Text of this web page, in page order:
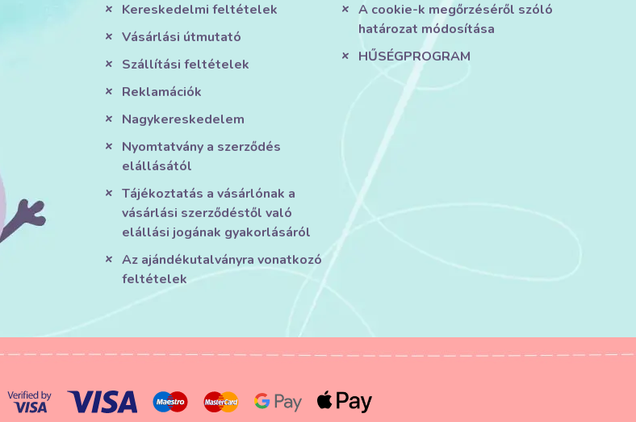
Kereskedelmi feltételek
Vásárlási útmutató
Szállítási feltételek
Reklamációk
Nagykereskedelem
Nyomtatvány a szerződés
elállásától
Tájékoztatás a vásárlónak a
vásárlási szerződéstől való
elállási jogának gyakorlásáról
Az ajándékutalványra vonatkozó
feltételek
A cookie-k megőrzéséről szóló
határozat módosítása
HŰSÉGPROGRAM